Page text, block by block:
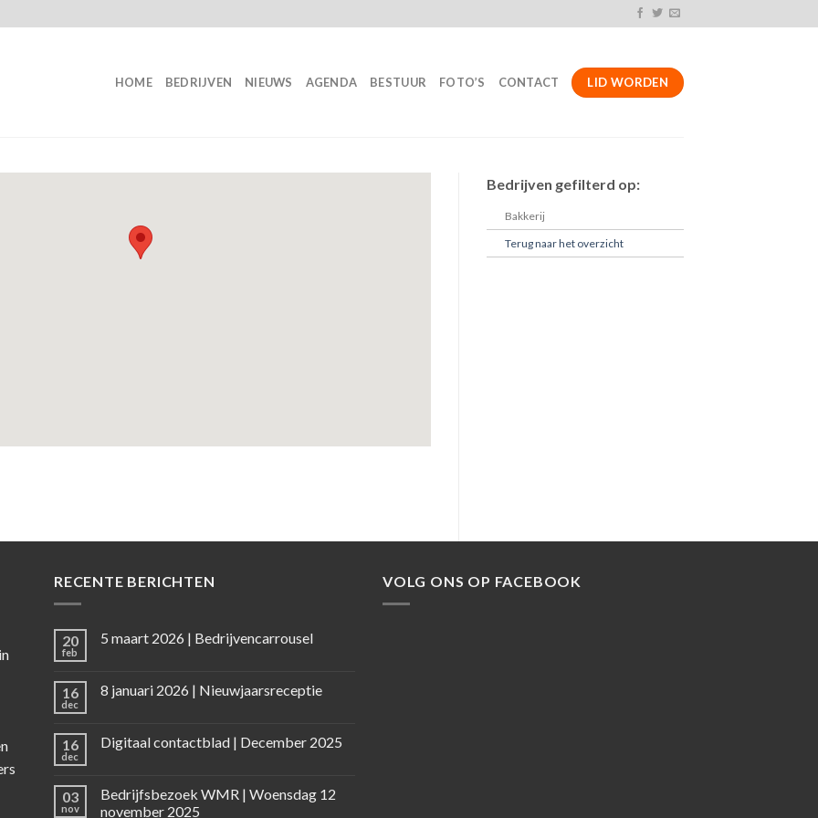
HOME BEDRIJVEN NIEUWS AGENDA BESTUUR FOTO’S CONTACT LID WORDEN
Bedrijven gefilterd op:
Bakkerij
Terug naar het overzicht
RECENTE BERICHTEN
20
feb
5 maart 2026 | Bedrijvencarrousel
16
dec
8 januari 2026 | Nieuwjaarsreceptie
16
dec
Digitaal contactblad | December 2025
03
nov
Bedrijfsbezoek WMR | Woensdag 12
november 2025
VOLG ONS OP FACEBOOK